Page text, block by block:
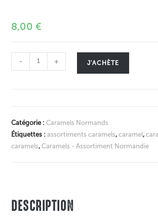
8,00€
- + J'ACHÈTE
Catégorie :Caramels Normands
Étiquettes :assortiments caramels,caramel,
caramels,Caramels - Assortiment Normandie
DESCRIPTION